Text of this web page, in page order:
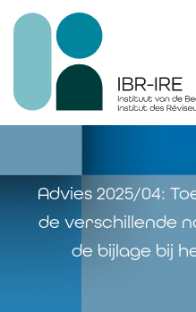
Advies 2025/04:
de verschillende
de bijlage bij